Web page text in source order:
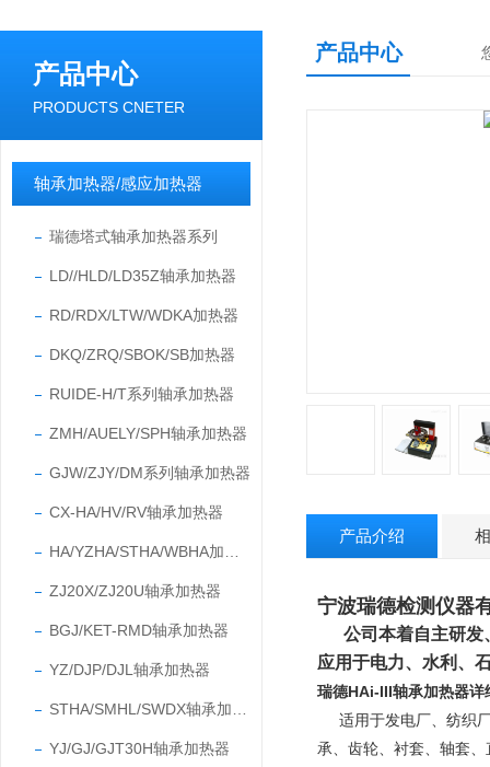
产品中心
PRODUCTS CNETER
轴承加热器/感应加热器
瑞德塔式轴承加热器系列
LD//HLD/LD35Z轴承加热器
RD/RDX/LTW/WDKA加热器
DKQ/ZRQ/SBOK/SB加热器
RUIDE-H/T系列轴承加热器
ZMH/AUELY/SPH轴承加热器
GJW/ZJY/DM系列轴承加热器
CX-HA/HV/RV轴承加热器
ZJ20X/ZJ20U轴承加热器
BGJ/KET-RMD轴承加热器
YZ/DJP/DJL轴承加热器
YJ/GJ/GJT30H轴承加热器
产品中心
产品介绍
宁波瑞德检测仪器
公司本着自主研发
应用于电力、水利、
瑞德HAi-III轴承加热器详
适用于发电厂、纺织
承、齿轮、衬套、轴套